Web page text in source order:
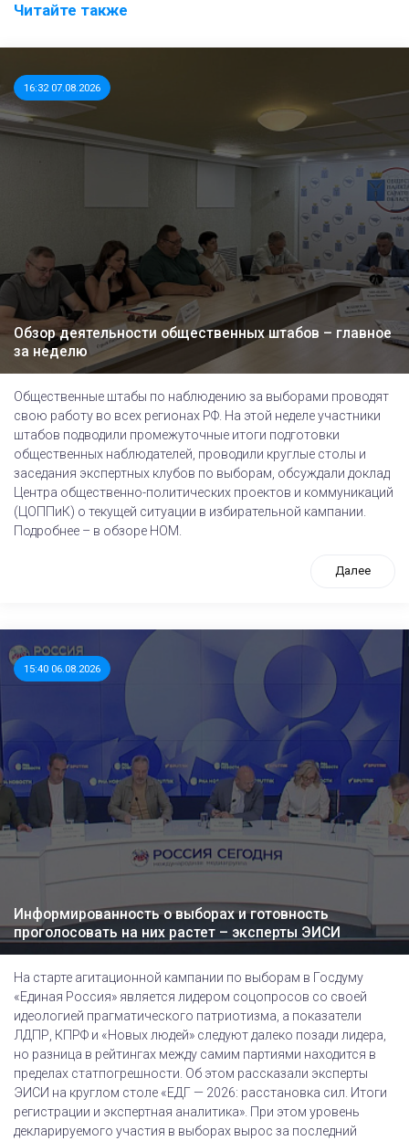
Читайте также
16:32 07.08.2026
Обзор деятельности общественных штабов – главное
за неделю
Общественные штабы по наблюдению за выборами проводят
свою работу во всех регионах РФ. На этой неделе участники
штабов подводили промежуточные итоги подготовки
общественных наблюдателей, проводили круглые столы и
заседания экспертных клубов по выборам, обсуждали доклад
Центра общественно-политических проектов и коммуникаций
(ЦОППиК) о текущей ситуации в избирательной кампании.
Подробнее – в обзоре НОМ.
Далее
15:40 06.08.2026
Информированность о выборах и готовность
проголосовать на них растет – эксперты ЭИСИ
На старте агитационной кампании по выборам в Госдуму
«Единая Россия» является лидером соцопросов со своей
идеологией прагматического патриотизма, а показатели
ЛДПР, КПРФ и «Новых людей» следуют далеко позади лидера,
но разница в рейтингах между самим партиями находится в
пределах статпогрешности. Об этом рассказали эксперты
ЭИСИ на круглом столе «ЕДГ — 2026: расстановка сил. Итоги
регистрации и экспертная аналитика». При этом уровень
декларируемого участия в выборах вырос за последний